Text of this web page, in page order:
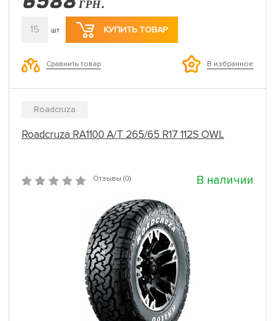
ГРН.
15 шт КУПИТЬ ТОВАР
Сравнить товар В избранное
Roadcruza
Roadcruza RA1100 A/T 265/65 R17 112S OWL
Отзывы (0) В наличии